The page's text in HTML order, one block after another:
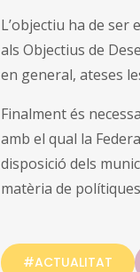
L’objectiu ha de
als Objectius de
en general, ateses
Finalment és
amb el qual la
disposició dels
matèria de
#ACTUALITAT